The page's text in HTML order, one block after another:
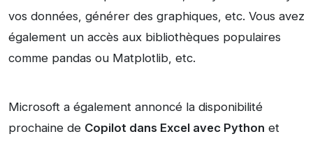
vos données, générer des graphiques, etc. Vous avez
également un accès aux bibliothèques populaires
comme pandas ou Matplotlib, etc.
Microsoft a également annoncé la disponibilité
prochaine de Copilot dans Excel avec Python et